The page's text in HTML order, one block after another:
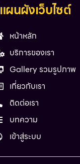
แผนผังเว็บไซต์
หน้าหลัก
บริการของเรา
Gallery รวมรูปภาพ
เกี่ยวกับเรา
ติดต่อเรา
บทความ
เข้าสู่ระบบ